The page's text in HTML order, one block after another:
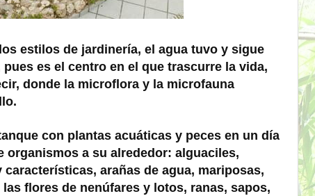
estilos de jardinería, el agua tuvo y sigue
es el centro en el que trascurre la vida,
donde la microflora y la microfauna
con plantas acuáticas y peces en un día
organismos a su alrededor: alguaciles,
arañas de agua, mariposas,
flores de nenúfares y lotos, ranas, sapos,